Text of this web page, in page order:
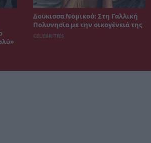
Δούκισσα Νομικού: Στη Γαλλική
Πολυνησία με την οικογένειά της
CELEBRITIES